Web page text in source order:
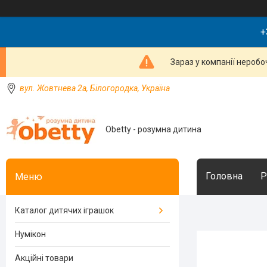
Зараз у компанії
вул. Жовтнева 2а, Білогородка, Україна
Obetty - розумна дитина
Головна
Каталог дитячих іграшок
Нумікон
Акційні товари